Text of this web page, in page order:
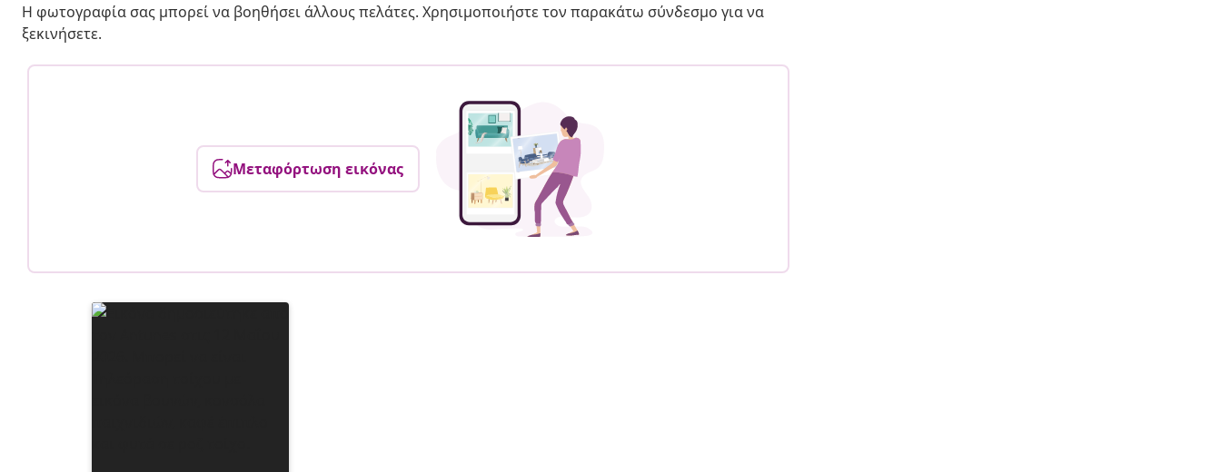
Η φωτογραφία σας μπορεί να βοηθήσει άλλους πελάτες. Χρησιμοποιήστε τον παρακάτω σύνδεσμο για να
ξεκινήσετε.
Μεταφόρτωση εικόνας